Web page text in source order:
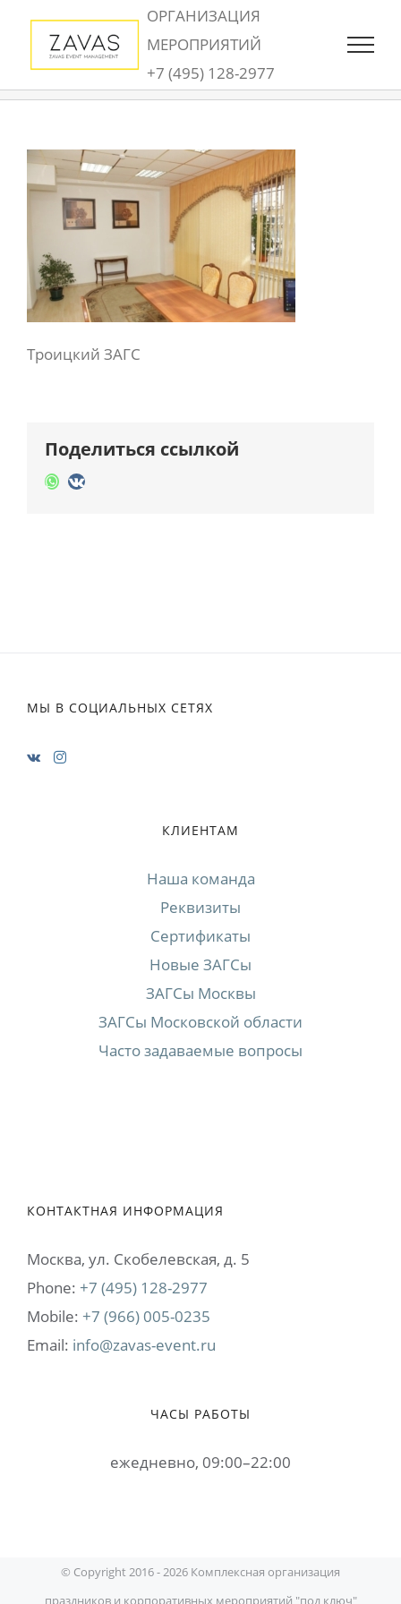
content
ОРГАНИЗАЦИЯ
МЕРОПРИЯТИЙ
+7 (495) 128-2977
Троицкий ЗАГС
Поделиться ссылкой
Whatsapp
Vk
МЫ В СОЦИАЛЬНЫХ СЕТЯХ
КЛИЕНТАМ
Наша команда
Реквизиты
Сертификаты
Новые ЗАГСы
ЗАГСы Москвы
ЗАГСы Московской области
Часто задаваемые вопросы
КОНТАКТНАЯ ИНФОРМАЦИЯ
Москва, ул. Cкобелевская, д. 5
Phone: +7 (495) 128-2977
Mobile: +7 (966) 005-0235
Email: info@zavas-event.ru
ЧАСЫ РАБОТЫ
ежедневно, 09:00–22:00
© Copyright 2016 -2026 Комплексная организация
праздников и корпоративных мероприятий "под ключ"